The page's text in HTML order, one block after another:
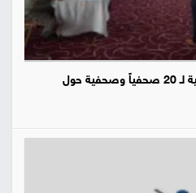
منظمة صدى تنظم ورشة تدريبية لـ 20 صحفياً وصحفية حول